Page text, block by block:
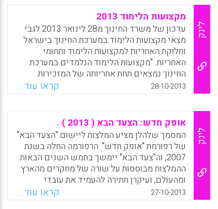
WhatsApp
Facebook
Email
X
לינק
מקצועות הלימוד 2013
עדכון של משרד החינוך מ28 לינואר 2013 לגבי
מצאי מקצועות הלימוד במערכת החינוך בישראל
וחלוקת האחריות למקצועות הלימוד ותחומי
האחריות. "מקצועות הלימוד הנלמדים במערכת
החינוך נמצאים תחת אחריותה של המזכירות
הפדגוגית ועומדים בלב פעילותה. אחריות זו
כוללת את מדיניות המקצוע, בניית תכנית הלימוד,
קביעת תכני הלימוד, ליווי הכשרה ופיתוח של
המורים המקצועיים, פיקוח ומעקב על הוראת
המקצועות השונים הטמעתם ופיתוחם בשטח,
בחינות הבגרות, חומרי הלימוד ועזרי ההוראה,
חידושים מחקרים ופרויקטים, ייצוג המקצוע בארץ
ובחו"ל" .
WhatsApp
Facebook
Email
X
28-10-2013 קראו עוד...
לינק
אופק חדש: הצעד הבא ( 2013 ) .
המסמך שלהלן מציע המלצות ליישום "הצעד הבא"
של רפורמת "אופק חדש". הרפורמה החלה בשנת
2007, וה"צעד הבא" יימשך בחמש השנים הבאות.
ההמלצות מבוססות על שורה של מחקרים מהארץ
ומהעולם, ועיקרן חתירה להעמיד את עובדי
ההוראה – מורים וגננות – במוקד התהליך
החינוכי. "הצעד הבא" יעסוק בתנאי עבודתם,
27-10-2013 קראו עוד...